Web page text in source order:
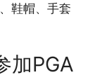
鞋帽、手套
加PGA